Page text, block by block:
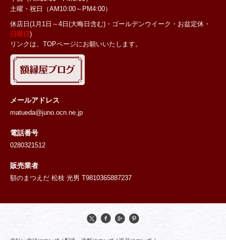
土曜・祝日
（AM10:00～PM4:00）
休店日(1月1日～4日(大晦日含む)・ゴールデンウイーク・お盆定休・
日曜日 )
リンクは、TOPページにお願いいたします。
メールアドレス
matueda@juno.ocn.ne.jp
電話番号
0280321512
販売業者
額のまつえだ 松枝 光男 T9810365887237